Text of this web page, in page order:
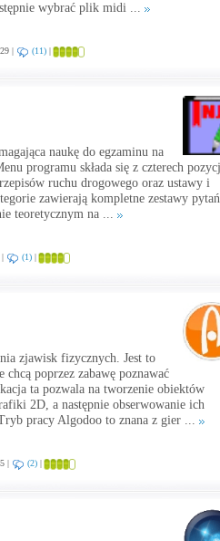
wybrać plik midi ...
| (11) |
naukę do egzaminu na
programu składa się z czterech
ruchu drogowego oraz ustawy i
zawierają kompletne zestawy
teoretycznym na ...
| (1) |
zjawisk fizycznych. Jest to
poprzez zabawę poznawać
ta pozwala na tworzenie obiektów
2D, a następnie obserwowanie ich
pracy Algodoo to znana z gier ...
| (2) |